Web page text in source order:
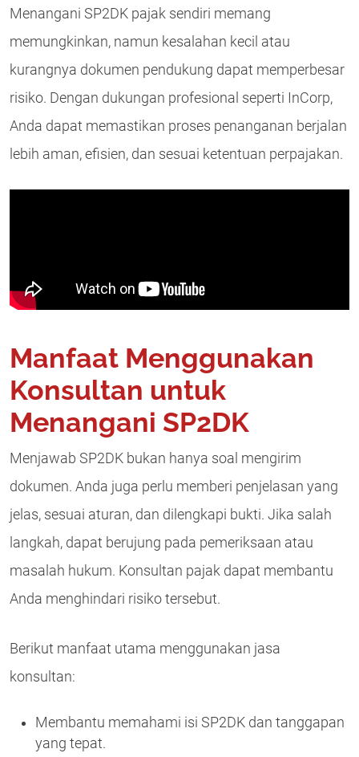
Menangani SP2DK pajak sendiri memang
memungkinkan, namun kesalahan kecil atau
kurangnya dokumen pendukung dapat memperbesar
risiko. Dengan dukungan profesional seperti InCorp,
Anda dapat memastikan proses penanganan berjalan
lebih aman, efisien, dan sesuai ketentuan perpajakan.
Manfaat Menggunakan
Konsultan untuk
Menangani SP2DK
Menjawab SP2DK bukan hanya soal mengirim
dokumen. Anda juga perlu memberi penjelasan yang
jelas, sesuai aturan, dan dilengkapi bukti. Jika salah
langkah, dapat berujung pada pemeriksaan atau
masalah hukum. Konsultan pajak dapat membantu
Anda menghindari risiko tersebut.
Berikut manfaat utama menggunakan jasa
konsultan:
Membantu memahami isi SP2DK dan tanggapan
yang tepat.